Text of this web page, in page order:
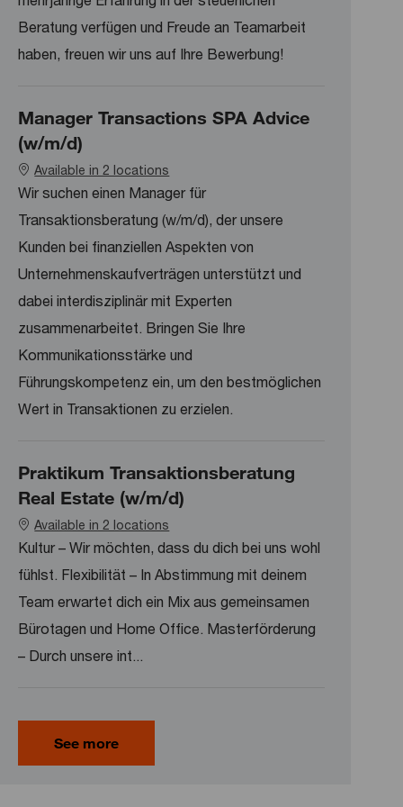
Beratung verfügen und Freude an Teamarbeit
haben, freuen wir uns auf Ihre Bewerbung!
Manager Transactions SPA Advice
(w/m/d)
Available in 2 locations
Wir suchen einen Manager für
Transaktionsberatung (w/m/d), der unsere
Kunden bei finanziellen Aspekten von
Unternehmenskaufverträgen unterstützt und
dabei interdisziplinär mit Experten
zusammenarbeitet. Bringen Sie Ihre
Kommunikationsstärke und
Führungskompetenz ein, um den bestmöglichen
Wert in Transaktionen zu erzielen.
Praktikum Transaktionsberatung
Real Estate (w/m/d)
Available in 2 locations
Kultur – Wir möchten, dass du dich bei uns wohl
fühlst. Flexibilität – In Abstimmung mit deinem
Team erwartet dich ein Mix aus gemeinsamen
Bürotagen und Home Office. Masterförderung
– Durch unsere int...
See more